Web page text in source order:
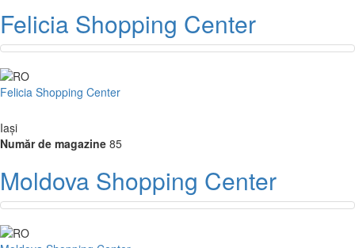
Felicia Shopping Center
Felicia Shopping Center
Iași
Număr de magazine 85
Moldova Shopping Center